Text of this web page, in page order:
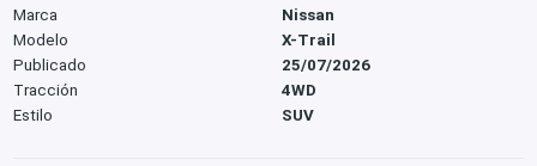
Marca
Nissan
Modelo
X-Trail
Publicado
25/07/2026
Tracción
4WD
Estilo
SUV